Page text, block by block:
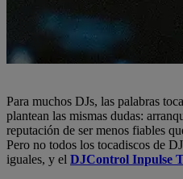
Para muchos DJs, las palabras
plantean las mismas dudas:
reputación de ser menos fiables
Pero no todos los tocadiscos de
iguales, y el DJControl Inpulse